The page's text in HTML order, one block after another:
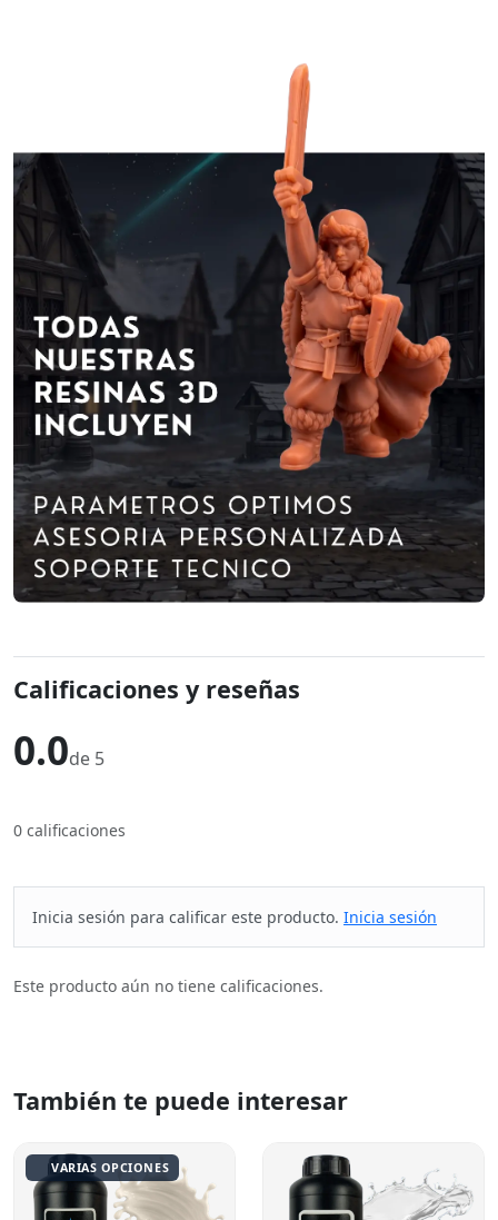
Calificaciones y reseñas
0.0de 5
0 calificaciones
Inicia sesión para calificar este producto. Inicia sesión
Este producto aún no tiene calificaciones.
También te puede interesar
VARIAS OPCIONES